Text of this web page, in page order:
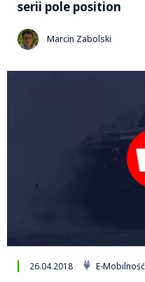
serii pole position
Marcin Zabolski
26.04.2018 E-Mobilność